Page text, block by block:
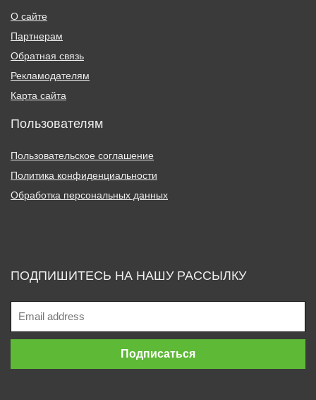
О сайте
Партнерам
Обратная связь
Рекламодателям
Карта сайта
Пользователям
Пользовательское соглашение
Политика конфиденциальности
Обработка персональных данных
ПОДПИШИТЕСЬ НА НАШУ РАССЫЛКУ